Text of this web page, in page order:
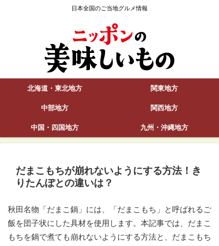
日本全国のご当地グルメ情報
北海道・東北地方 関東地方
中部地方 関西地方
中国・四国地方 九州・沖縄地方
だまこもちが崩れないようにする方法！き
りたんぽとの違いは？
秋田名物「だまこ鍋」には、「だまこもち」と呼ばれるご
飯を団子状にした具材を使用します。本記事では、だまこ
もちを鍋で煮ても崩れないようにする方法と、だまこもち